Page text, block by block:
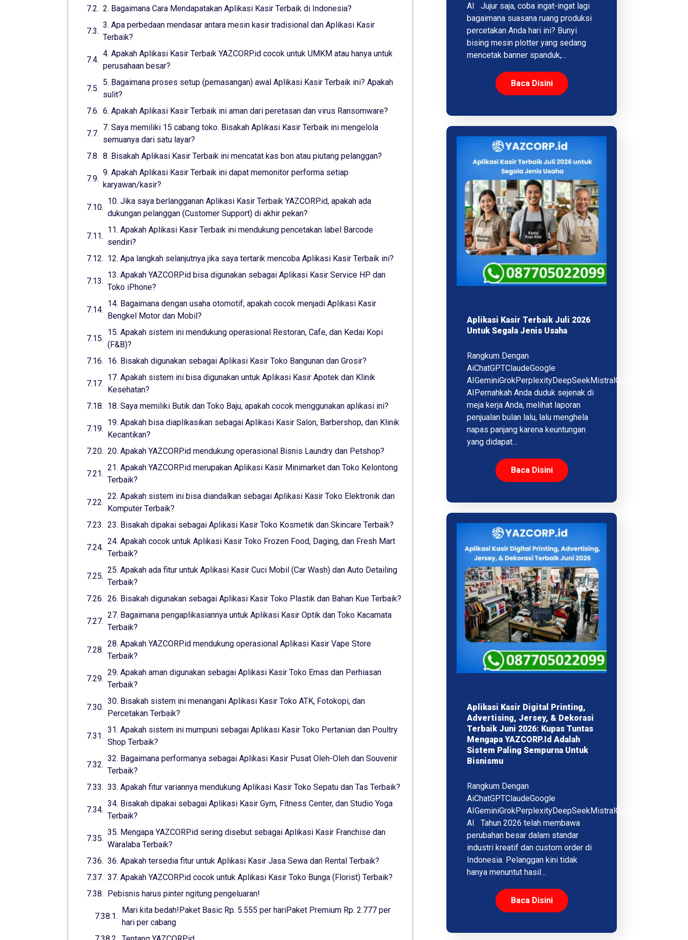
2. Bagaimana Cara Mendapatakan Aplikasi Kasir Terbaik di Indonesia?
3. Apa perbedaan mendasar antara mesin kasir tradisional dan Aplikasi Kasir
Terbaik?
4. Apakah Aplikasi Kasir Terbaik YAZCORP.id cocok untuk UMKM atau hanya untuk
perusahaan besar?
5. Bagaimana proses setup (pemasangan) awal Aplikasi Kasir Terbaik ini? Apakah
sulit?
6. Apakah Aplikasi Kasir Terbaik ini aman dari peretasan dan virus Ransomware?
7. Saya memiliki 15 cabang toko. Bisakah Aplikasi Kasir Terbaik ini mengelola
semuanya dari satu layar?
8. Bisakah Aplikasi Kasir Terbaik ini mencatat kas bon atau piutang pelanggan?
9. Apakah Aplikasi Kasir Terbaik ini dapat memonitor performa setiap
karyawan/kasir?
10. Jika saya berlangganan Aplikasi Kasir Terbaik YAZCORP.id, apakah ada
dukungan pelanggan (Customer Support) di akhir pekan?
11. Apakah Aplikasi Kasir Terbaik ini mendukung pencetakan label Barcode
sendiri?
12. Apa langkah selanjutnya jika saya tertarik mencoba Aplikasi Kasir Terbaik ini?
13. Apakah YAZCORP.id bisa digunakan sebagai Aplikasi Kasir Service HP dan
Toko iPhone?
14. Bagaimana dengan usaha otomotif, apakah cocok menjadi Aplikasi Kasir
Bengkel Motor dan Mobil?
15. Apakah sistem ini mendukung operasional Restoran, Cafe, dan Kedai Kopi
(F&B)?
16. Bisakah digunakan sebagai Aplikasi Kasir Toko Bangunan dan Grosir?
17. Apakah sistem ini bisa digunakan untuk Aplikasi Kasir Apotek dan Klinik
Kesehatan?
18. Saya memiliki Butik dan Toko Baju, apakah cocok menggunakan aplikasi ini?
19. Apakah bisa diaplikasikan sebagai Aplikasi Kasir Salon, Barbershop, dan Klinik
Kecantikan?
20. Apakah YAZCORP.id mendukung operasional Bisnis Laundry dan Petshop?
21. Apakah YAZCORP.id merupakan Aplikasi Kasir Minimarket dan Toko Kelontong
Terbaik?
22. Apakah sistem ini bisa diandalkan sebagai Aplikasi Kasir Toko Elektronik dan
Komputer Terbaik?
23. Bisakah dipakai sebagai Aplikasi Kasir Toko Kosmetik dan Skincare Terbaik?
24. Apakah cocok untuk Aplikasi Kasir Toko Frozen Food, Daging, dan Fresh Mart
Terbaik?
25. Apakah ada fitur untuk Aplikasi Kasir Cuci Mobil (Car Wash) dan Auto Detailing
Terbaik?
26. Bisakah digunakan sebagai Aplikasi Kasir Toko Plastik dan Bahan Kue Terbaik?
27. Bagaimana pengaplikasiannya untuk Aplikasi Kasir Optik dan Toko Kacamata
Terbaik?
28. Apakah YAZCORP.id mendukung operasional Aplikasi Kasir Vape Store
Terbaik?
29. Apakah aman digunakan sebagai Aplikasi Kasir Toko Emas dan Perhiasan
Terbaik?
30. Bisakah sistem ini menangani Aplikasi Kasir Toko ATK, Fotokopi, dan
Percetakan Terbaik?
31. Apakah sistem ini mumpuni sebagai Aplikasi Kasir Toko Pertanian dan Poultry
Shop Terbaik?
32. Bagaimana performanya sebagai Aplikasi Kasir Pusat Oleh-Oleh dan Souvenir
Terbaik?
33. Apakah fitur variannya mendukung Aplikasi Kasir Toko Sepatu dan Tas Terbaik?
34. Bisakah dipakai sebagai Aplikasi Kasir Gym, Fitness Center, dan Studio Yoga
Terbaik?
35. Mengapa YAZCORP.id sering disebut sebagai Aplikasi Kasir Franchise dan
Waralaba Terbaik?
36. Apakah tersedia fitur untuk Aplikasi Kasir Jasa Sewa dan Rental Terbaik?
37. Apakah YAZCORP.id cocok untuk Aplikasi Kasir Toko Bunga (Florist) Terbaik?
Pebisnis harus pinter ngitung pengeluaran!
Mari kita bedah!Paket Basic Rp. 5.555 per hariPaket Premium Rp. 2.777 per
hari per cabang
AI Jujur saja, coba ingat-ingat lagi
bagaimana suasana ruang produksi
percetakan Anda hari ini? Bunyi
bising mesin plotter yang sedang
mencetak banner spanduk,…
Baca Disini
Aplikasi Kasir Terbaik Juli 2026
Untuk Segala Jenis Usaha
Rangkum Dengan
AiChatGPTClaudeGoogle
AIGeminiGrokPerplexityDeepSeekMistralCopilotQwenMeta
AIPernahkah Anda duduk sejenak di
meja kerja Anda, melihat laporan
penjualan bulan lalu, lalu menghela
napas panjang karena keuntungan
yang didapat…
Baca Disini
Aplikasi Kasir Digital Printing,
Advertising, Jersey, & Dekorasi
Terbaik Juni 2026: Kupas Tuntas
Mengapa YAZCORP.id Adalah
Sistem Paling Sempurna Untuk
Bisnismu
Rangkum Dengan
AiChatGPTClaudeGoogle
AIGeminiGrokPerplexityDeepSeekMistralCopilotQwenMeta
AI Tahun 2026 telah membawa
perubahan besar dalam standar
industri kreatif dan custom order di
Indonesia. Pelanggan kini tidak
hanya menuntut hasil…
Baca Disini